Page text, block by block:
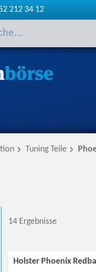
212 34 12
Tuning Teile
14 Ergebnisse
Holster Phoenix